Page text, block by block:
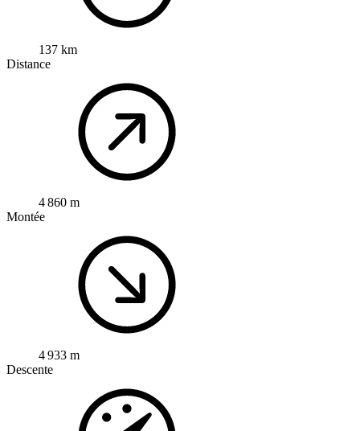
137 km
Distance
4 860 m
Montée
4 933 m
Descente